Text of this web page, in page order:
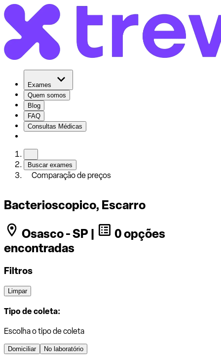
Exames
Quem somos
Blog
FAQ
Consultas Médicas
Buscar exames
Comparação de preços
Bacterioscopico, Escarro
Osasco - SP |
0 opções
encontradas
Filtros
Limpar
Tipo de coleta:
Escolha o tipo de coleta
Domiciliar No laboratório